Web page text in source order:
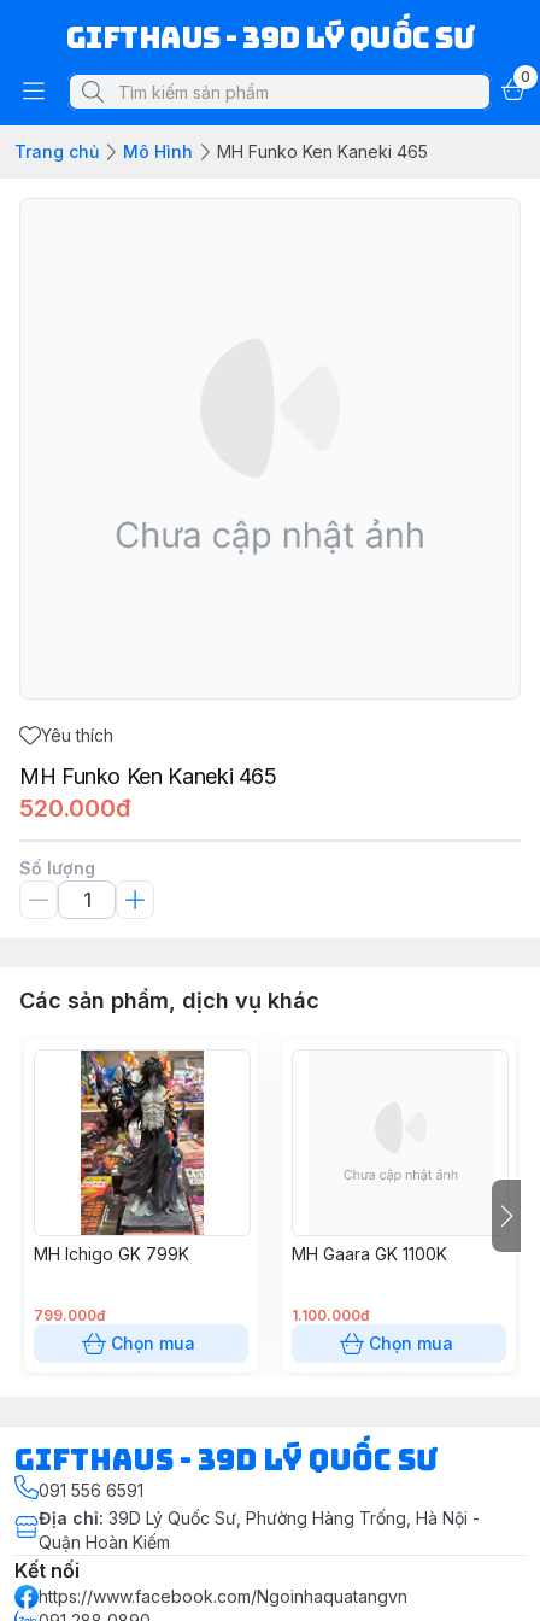
Gifthaus - 39D Lý Quốc Sư
0
Trang chủ Mô Hình MH Funko Ken Kaneki 465
Yêu thích
MH Funko Ken Kaneki 465
520.000đ
Số lượng
Các sản phẩm, dịch vụ khác
MH Ichigo GK 799K
799.000đ
Chọn mua
MH Gaara GK 1100K
1.100.000đ
Chọn mua
Gifthaus - 39D Lý Quốc Sư
091 556 6591
Địa chỉ: 39D Lý Quốc Sư, Phường Hàng Trống, Hà Nội -
Quận Hoàn Kiếm
Kết nối
https://www.facebook.com/Ngoinhaquatangvn